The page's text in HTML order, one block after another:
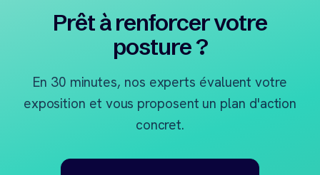
Prêt à renforcer votre
posture ?
En 30 minutes, nos experts évaluent votre
exposition et vous proposent un plan d'action
concret.